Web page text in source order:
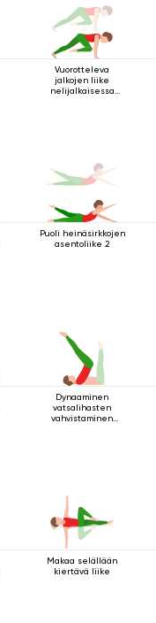
Vuorotteleva
jalkojen liike
nelijalkaisessa
Puoli heinäsirkkojen
asentoliike 2
Dynaaminen
vatsalihasten
vahvistaminen
Makaa selällään
kiertävä liike